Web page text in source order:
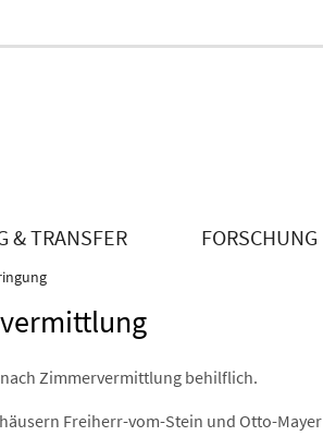
& TRANSFER FORSCHUNG
Zimmervermittlung behilflich.
Freiherr-vom-Stein und Otto-Mayer